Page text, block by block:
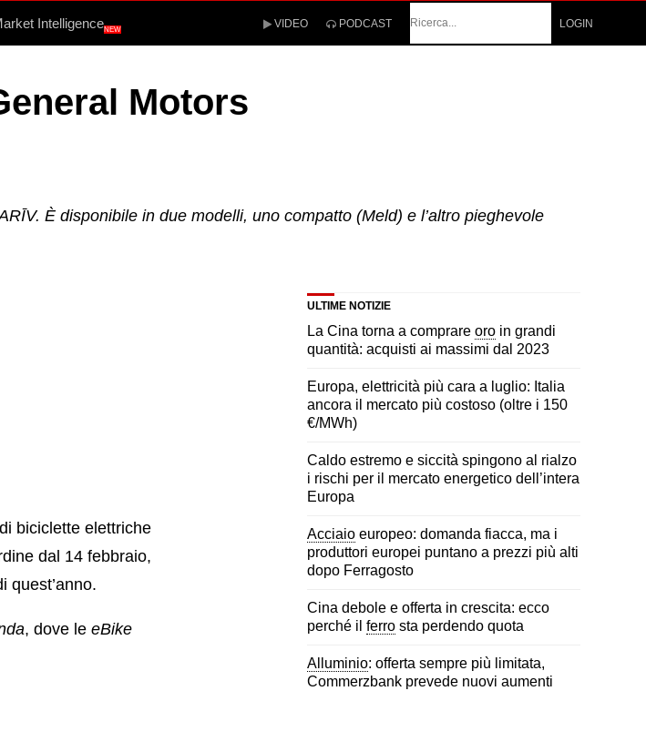
IntelligenceNEW VIDEO PODCAST
LOGIN
Motors
È disponibile in due modelli, uno compatto (Meld) e l’altro pieghevole
biciclette elettriche
dal 14 febbraio,
quest’anno.
, dove le eBike
ULTIME NOTIZIE
La Cina torna a comprare oro in grandi
quantità: acquisti ai massimi dal 2023
Europa, elettricità più cara a luglio: Italia
ancora il mercato più costoso (oltre i 150
€/MWh)
Caldo estremo e siccità spingono al rialzo
i rischi per il mercato energetico dell’intera
Europa
Acciaio europeo: domanda fiacca, ma i
produttori europei puntano a prezzi più alti
dopo Ferragosto
Cina debole e offerta in crescita: ecco
perché il ferro sta perdendo quota
Alluminio: offerta sempre più limitata,
Commerzbank prevede nuovi aumenti